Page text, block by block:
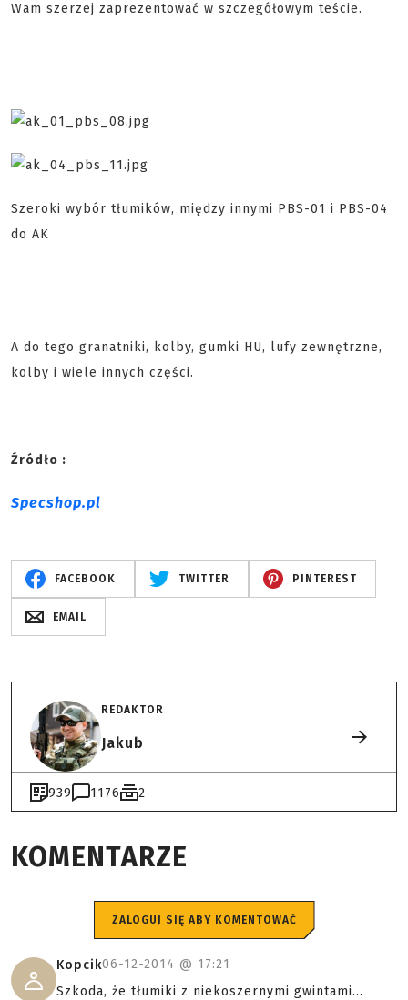
Wam szerzej zaprezentować w szczegółowym teście.
Szeroki wybór tłumików, między innymi PBS-01 i PBS-04
do AK
A do tego granatniki, kolby, gumki HU, lufy zewnętrzne,
kolby i wiele innych części.
Źródło :
Specshop.pl
FACEBOOK TWITTER PINTEREST
EMAIL
REDAKTOR
Jakub
939 1176 2
KOMENTARZE
ZALOGUJ SIĘ ABY KOMENTOWAĆ
Kopcik06-12-2014 @ 17:21
Szkoda, że tłumiki z niekoszernymi gwintami...